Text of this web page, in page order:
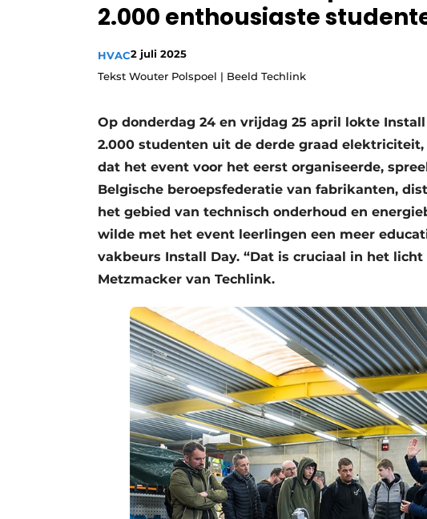
Vacature aanmelden
Video’s
2.000 enthousiaste
HVAC2 juli 2025
Tekst Wouter Polspoel | Beeld Techlink
Op donderdag 24 en vrijdag 25 april lokte
2.000 studenten uit de derde graad
dat het event voor het eerst organiseerde,
Belgische beroepsfederatie van fabrikanten,
het gebied van technisch onderhoud en
wilde met het event leerlingen een meer
vakbeurs Install Day. “Dat is cruciaal in het
Metzmacker van Techlink.